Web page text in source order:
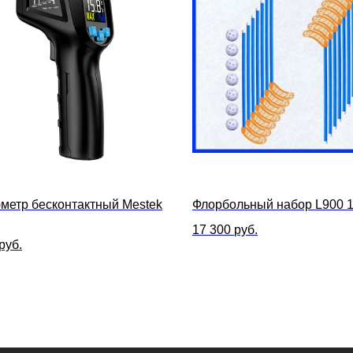
бесконтактный Mestek
руб.
Флорбольный набор L900
17 300 руб.